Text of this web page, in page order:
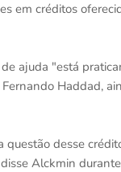
em créditos
ajuda "está
Haddad,
desse
Alckmin